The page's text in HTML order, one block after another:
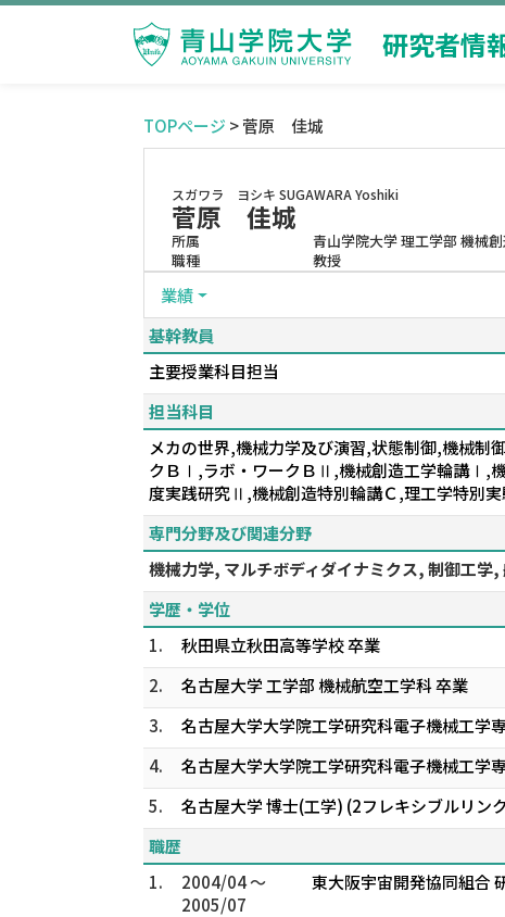
研究者情
TOPページ > 菅原 佳城
スガワラ ヨシキ SUGAWARA Yoshiki
菅原 佳城
所属
青山学院大学 理工学部 機械
職種
教授
業績
基幹教員
主要授業科目担当
担当科目
メカの世界,機械力学及び演習,状態制御,機械
クＢⅠ,ラボ・ワークＢⅡ,機械創造工学輪講Ⅰ,
度実践研究Ⅱ,機械創造特別輪講Ｃ,理工学特別
専門分野及び関連分野
機械力学, マルチボディダイナミクス, 制御工学
学歴・学位
1.
秋田県立秋田高等学校 卒業
2.
名古屋大学 工学部 機械航空工学科 卒業
3.
名古屋大学大学院工学研究科電子機械工学
4.
名古屋大学大学院工学研究科電子機械工学
5.
名古屋大学 博士(工学) (2フレキシブルリン
職歴
1.
2004/04 ～
2005/07
東大阪宇宙開発協同組合